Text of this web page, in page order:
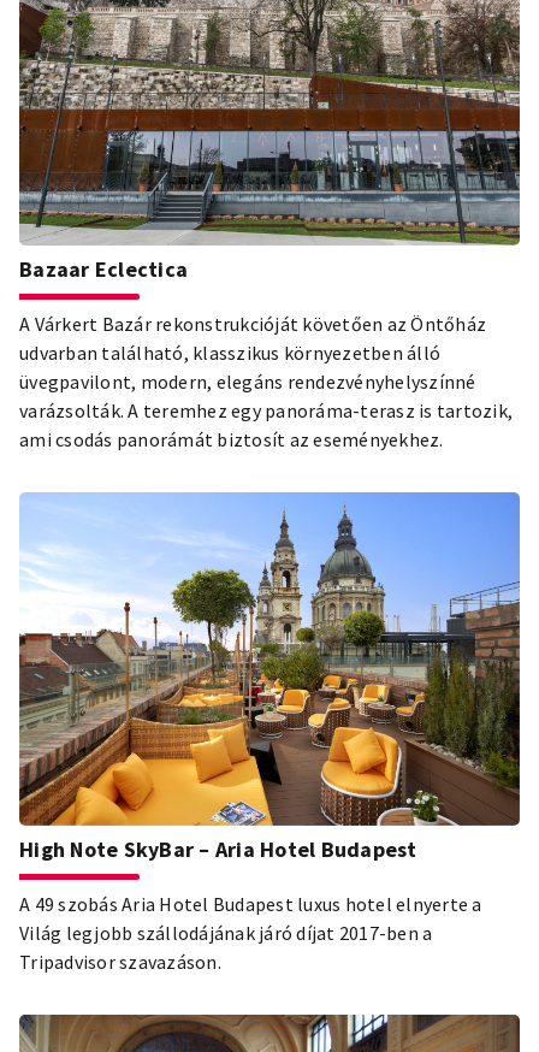
Bazaar Eclectica
A Várkert Bazár rekonstrukcióját követően az Öntőház
udvarban található, klasszikus környezetben álló
üvegpavilont, modern, elegáns rendezvényhelyszínné
varázsolták. A teremhez egy panoráma-terasz is tartozik,
ami csodás panorámát biztosít az eseményekhez.
High Note SkyBar – Aria Hotel Budapest
A 49 szobás Aria Hotel Budapest luxus hotel elnyerte a
Világ legjobb szállodájának járó díjat 2017-ben a
Tripadvisor szavazáson.